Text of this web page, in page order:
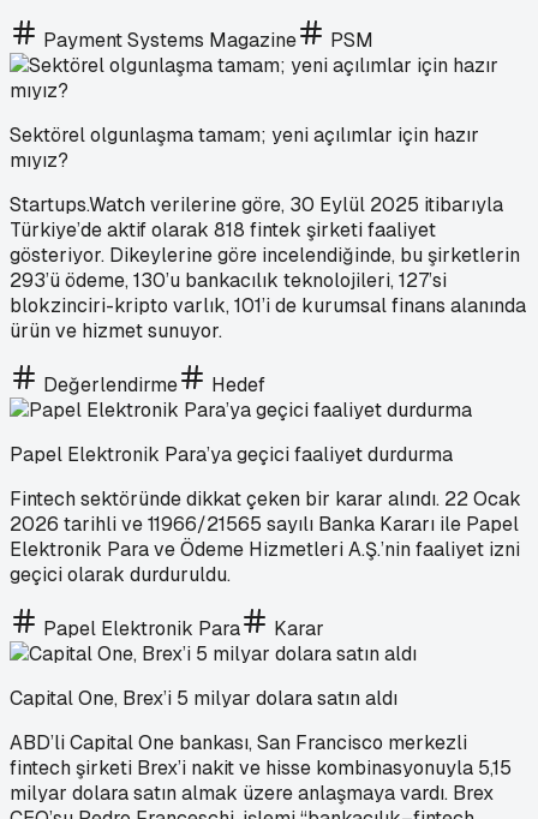
Payment Systems Magazine PSM
Sektörel olgunlaşma tamam; yeni açılımlar için hazır
mıyız?
Startups.Watch verilerine göre, 30 Eylül 2025 itibarıyla
Türkiye’de aktif olarak 818 fintek şirketi faaliyet
gösteriyor. Dikeylerine göre incelendiğinde, bu şirketlerin
293’ü ödeme, 130’u bankacılık teknolojileri, 127’si
blokzinciri-kripto varlık, 101’i de kurumsal finans alanında
ürün ve hizmet sunuyor.
Değerlendirme Hedef
Papel Elektronik Para’ya geçici faaliyet durdurma
Fintech sektöründe dikkat çeken bir karar alındı. 22 Ocak
2026 tarihli ve 11966/21565 sayılı Banka Kararı ile Papel
Elektronik Para ve Ödeme Hizmetleri A.Ş.’nin faaliyet izni
geçici olarak durduruldu.
Papel Elektronik Para Karar
Capital One, Brex’i 5 milyar dolara satın aldı
ABD’li Capital One bankası, San Francisco merkezli
fintech şirketi Brex’i nakit ve hisse kombinasyonuyla 5,15
milyar dolara satın almak üzere anlaşmaya vardı. Brex